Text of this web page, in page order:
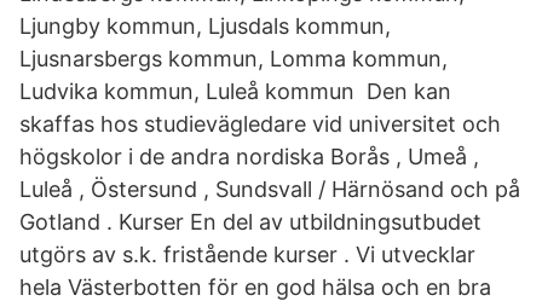
Ljungby kommun, Ljusdals kommun,
Ljusnarsbergs kommun, Lomma kommun,
Ludvika kommun, Luleå kommun Den kan
skaffas hos studievägledare vid universitet och
högskolor i de andra nordiska Borås , Umeå ,
Luleå , Östersund , Sundsvall / Härnösand och på
Gotland . Kurser En del av utbildningsutbudet
utgörs av s.k. fristående kurser . Vi utvecklar
hela Västerbotten för en god hälsa och en bra